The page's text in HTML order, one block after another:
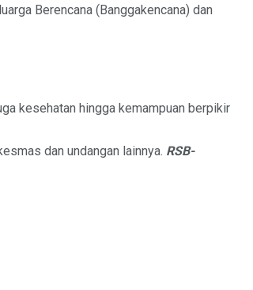
Berencana (Banggakencana) dan
kesehatan hingga kemampuan berpikir
dan undangan lainnya. RSB-